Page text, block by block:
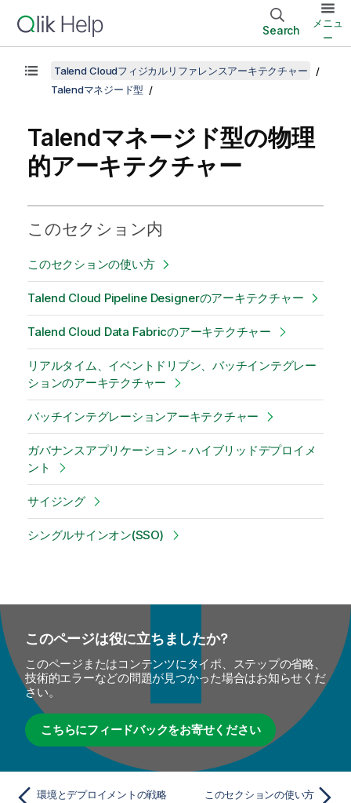
Search
メニュ
ー
Talend Cloudフィジカルリファレンスアーキテクチャー
Talendマネジード型
Talendマネージド型の物理
的アーキテクチャー
このセクション内
このセクションの使い方
Talend Cloud Pipeline Designerのアーキテクチャー
Talend Cloud Data Fabricのアーキテクチャー
リアルタイム、イベントドリブン、バッチインテグレー
ションのアーキテクチャー
バッチインテグレーションアーキテクチャー
ガバナンスアプリケーション - ハイブリッドデプロイメ
ント
サイジング
シングルサインオン(SSO)
このページは役に立ちましたか?
このページまたはコンテンツにタイポ、ステップの省略、
技術的エラーなどの問題が見つかった場合はお知らせくだ
さい。
こちらにフィードバックをお寄せください
環境とデプロイメントの戦略 このセクションの使い方